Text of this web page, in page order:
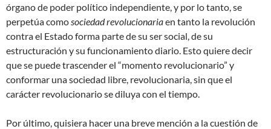
órgano de poder político independiente, y por lo tanto, se
perpetúa comosociedad revolucionariaen tanto la revolución
contra el Estado forma parte de su ser social, de su
estructuración y su funcionamiento diario. Esto quiere decir
que se puede trascender el “momento revolucionario” y
conformar una sociedad libre, revolucionaria, sin que el
carácter revolucionario se diluya con el tiempo.
Por último, quisiera hacer una breve mención a la cuestión de